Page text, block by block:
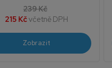
239 Kč
215 Kčvčetně DPH
Zobrazit